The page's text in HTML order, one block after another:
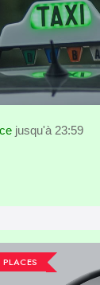
jusqu'à 23:59